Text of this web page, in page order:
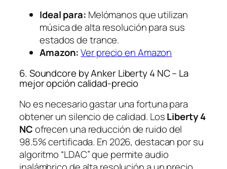
Ideal para: Melómanos que utilizan
música de alta resolución para sus
estados de trance.
Amazon: Ver precio en Amazon
6. Soundcore by Anker Liberty 4 NC – La
mejor opción calidad-precio
No es necesario gastar una fortuna para
obtener un silencio de calidad. LosLiberty 4
NCofrecen una reducción de ruido del
98.5% certificada. En 2026, destacan por su
algoritmo “LDAC” que permite audio